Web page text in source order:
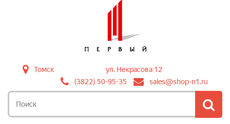
Томск
ул. Некрасова 12
(3822) 50-95-35
sales@shop-n1.ru